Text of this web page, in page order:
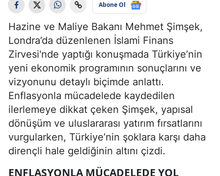
Abone Ol
Hazine ve Maliye Bakanı Mehmet Şimşek,
Londra’da düzenlenen İslami Finans
Zirvesi'nde yaptığı konuşmada Türkiye’nin
yeni ekonomik programının sonuçlarını ve
vizyonunu detaylı biçimde anlattı.
Enflasyonla mücadelede kaydedilen
ilerlemeye dikkat çeken Şimşek, yapısal
dönüşüm ve uluslararası yatırım fırsatlarını
vurgularken, Türkiye’nin şoklara karşı daha
dirençli hale geldiğinin altını çizdi.
ENFLASYONLA MÜCADELEDE YOL